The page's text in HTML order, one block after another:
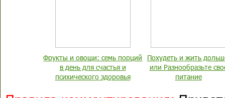
Фрукты и овощи: семь порций
в день для счастья и
психического здоровья
Похудеть и жить
или Разнообразьте
питание